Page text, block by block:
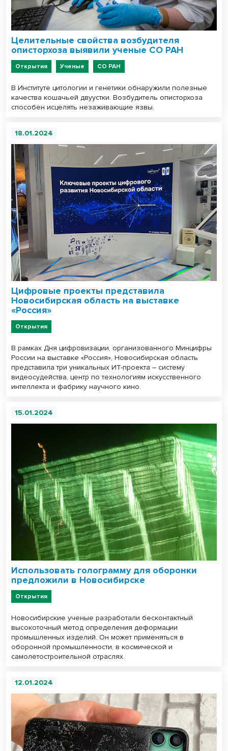
Целительные свойства возбудителя
описторхоза выявили ученые СО РАН
Открытия Ученые СО РАН
В Институте цитологии и генетики обнаружили полезные
качества кошачьей двуустки. Возбудитель описторхоза
способен исцелять незаживающие язвы.
18.01.2024
Цифровые проекты представила
Новосибирская область на выставке
«Россия»
Открытия
В рамках Дня цифровизации, организованного Минцифры
России на выставке «Россия», Новосибирская область
представила три уникальных ИТ-проекта – систему
видеосудейства, центр по технологиям искусственного
интеллекта и фабрику научного кино.
15.01.2024
Использовать голограмму для оборонки
предложили в Новосибирске
Открытия
Новосибирские ученые разработали бесконтактный
высокоточный метод определения деформации
промышленных изделий. Он может применяться в
оборонной промышленности, в космической и
самолетостроительной отраслях.
12.01.2024